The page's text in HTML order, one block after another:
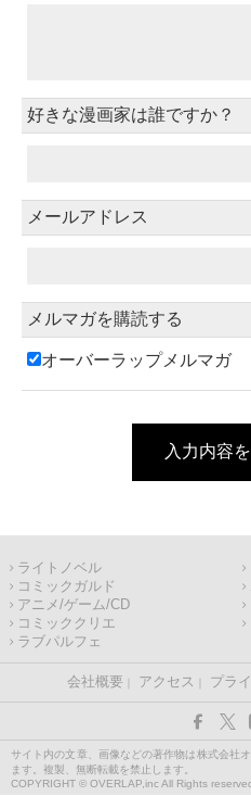
好きな漫画家は誰ですか？
メールアドレス
メルマガを購読する
オーバーラップメルマガ
入力内容
ライトノベル
コミックガルド
アニメ/ゲーム/CD
コミッククリエ
ラブパルフェ
会社概要 アクセス プラ
サイト内の文章、画像などの著作物は株式会社オ
ます。複製、無断転載を禁止します。
COPYRIGHT © OVERLAP,inc All Rights